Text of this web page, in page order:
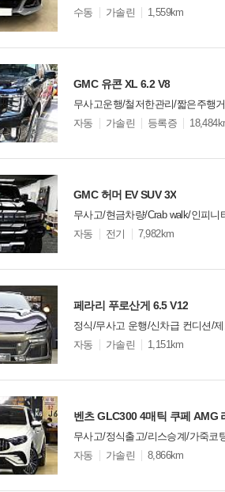
모
션
수동 가솔린 1,559km
GMC 유콘 XL 6.2 V8
무사고운행/철저한관리/짧은주행
모
션
자동 가솔린 등록증
GMC 허머 EV SUV 3X
무사고/현금차량/Crab walk/인피니
모
션
자동 전기 7,982km
페라리 푸로산게 6.5 V12
정식/무사고 운행/신차급 컨디션/
모
션
자동 가솔린 1,151km
벤츠 GLC300 4매틱 쿠페 AMG
무사고/정식출고/리스승계/가죽코
모
션
자동 가솔린 8,866km